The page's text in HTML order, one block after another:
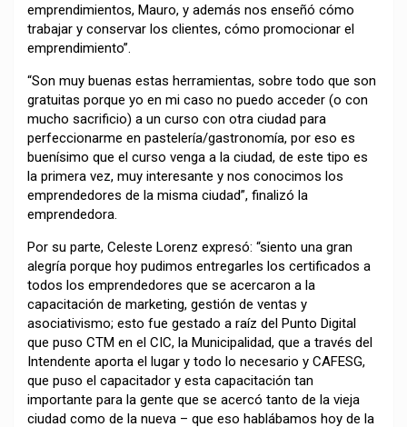
emprendimientos, Mauro, y además nos enseñó cómo
trabajar y conservar los clientes, cómo promocionar el
emprendimiento”.
“Son muy buenas estas herramientas, sobre todo que son
gratuitas porque yo en mi caso no puedo acceder (o con
mucho sacrificio) a un curso con otra ciudad para
perfeccionarme en pastelería/gastronomía, por eso es
buenísimo que el curso venga a la ciudad, de este tipo es
la primera vez, muy interesante y nos conocimos los
emprendedores de la misma ciudad”, finalizó la
emprendedora.
Por su parte, Celeste Lorenz expresó: “siento una gran
alegría porque hoy pudimos entregarles los certificados a
todos los emprendedores que se acercaron a la
capacitación de marketing, gestión de ventas y
asociativismo; esto fue gestado a raíz del Punto Digital
que puso CTM en el CIC, la Municipalidad, que a través del
Intendente aporta el lugar y todo lo necesario y CAFESG,
que puso el capacitador y esta capacitación tan
importante para la gente que se acercó tanto de la vieja
ciudad como de la nueva – que eso hablábamos hoy de la